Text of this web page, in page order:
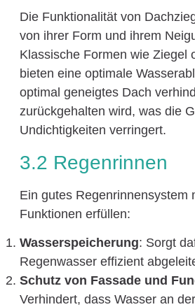
Die Funktionalität von
von ihrer Form und ihrem
Klassische Formen wie Ziegel
bieten eine optimale
optimal geneigtes Dach
zurückgehalten wird, was die
Undichtigkeiten verringert.
3.2 Regenrinnen
Ein gutes Regenrinnensystem
Funktionen erfüllen:
Wasserspeicherung: Sorgt
Regenwasser effizient
Schutz von Fassade und
Verhindert, dass Wasser an